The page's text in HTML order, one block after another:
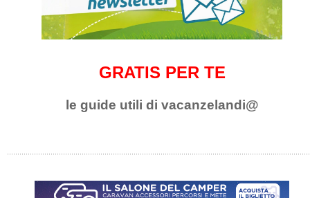
GRATIS PER TE
le guide utili di vacanzelandi@